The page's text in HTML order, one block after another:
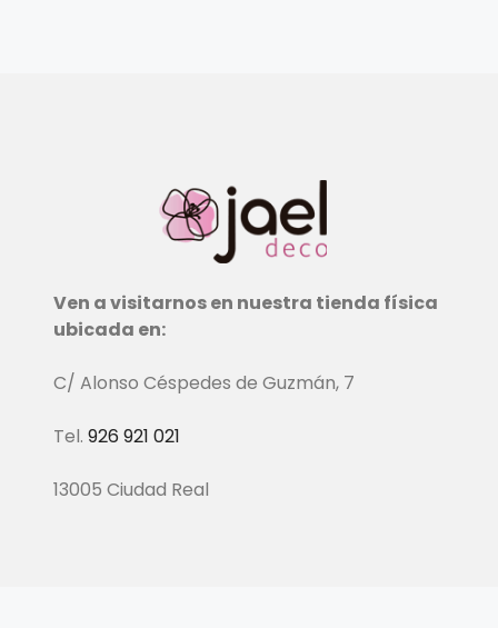
Ven a visitarnos en nuestra tienda física
ubicada en:
C/ Alonso Céspedes de Guzmán, 7
Tel. 926 921 021
13005 Ciudad Real